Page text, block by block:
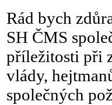
Rád bych
SH ČMS
příležitosti při
vlády,
společných